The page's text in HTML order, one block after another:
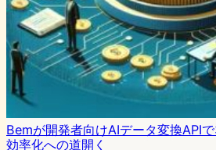
Bemが開発者向けAIデータ変換API
効率化への道開く